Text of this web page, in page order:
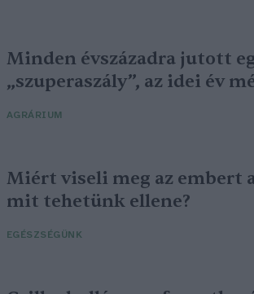
Minden évszázadra jutott
„szuperaszály”, az idei év
AGRÁRIUM
Miért viseli meg az embert
mit tehetünk ellene?
EGÉSZSÉGÜNK